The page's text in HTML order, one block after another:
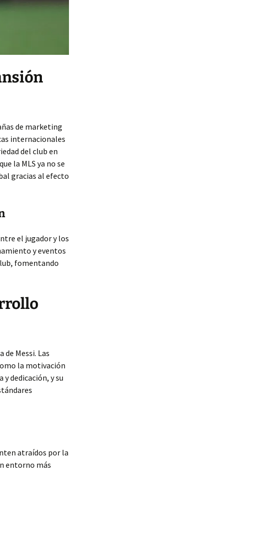
de marketing
internacionales
del club en
la MLS ya no se
gracias al efecto
el jugador y los
y eventos
fomentando
Messi. Las
la motivación
dedicación, y su
atraídos por la
entorno más